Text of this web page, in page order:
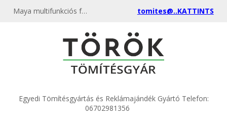
Maya multifunkciós fotókeret és hűtőmágnes LILA színben. Ideális óvodai jelekhez, iskolai tablókhoz vagy egyedi ajándéknak. tomites@..KATTINTS
Egyedi Tömítésgyártás és Reklámajándék Gyártó Telefon:
06702981356